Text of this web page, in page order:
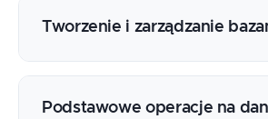
Wprowadzenie do języka
Tworzenie i zarządzanie
Tworzenie, modyfikowanie i
Podstawowe operacje na